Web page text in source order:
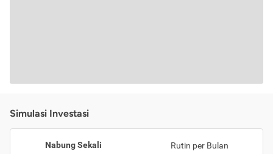
Simulasi Investasi
Nabung Sekali Rutin per Bulan